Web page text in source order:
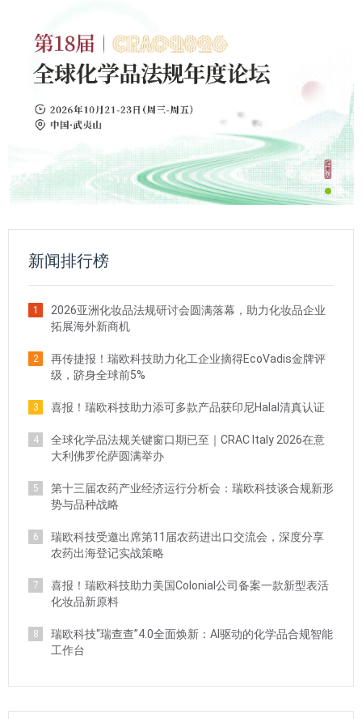
新闻排行榜
1
2026亚洲化妆品法规研讨会圆满落幕，助力化妆品企业
拓展海外新商机
2
再传捷报！瑞欧科技助力化工企业摘得EcoVadis金牌评
级，跻身全球前5%
3 喜报！瑞欧科技助力添可多款产品获印尼Halal清真认证
4
全球化学品法规关键窗口期已至｜CRAC Italy 2026在意
大利佛罗伦萨圆满举办
5
第十三届农药产业经济运行分析会：瑞欧科技谈合规新形
势与品种战略
6
瑞欧科技受邀出席第11届农药进出口交流会，深度分享
农药出海登记实战策略
7
喜报！瑞欧科技助力美国Colonial公司备案一款新型表活
化妆品新原料
8
瑞欧科技“瑞查查”4.0全面焕新：AI驱动的化学品合规智能
工作台